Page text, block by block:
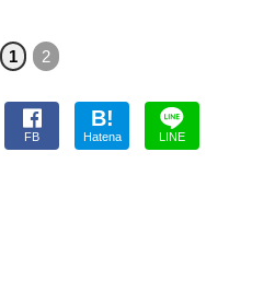
1 2
FB
B!
Hatena LINE